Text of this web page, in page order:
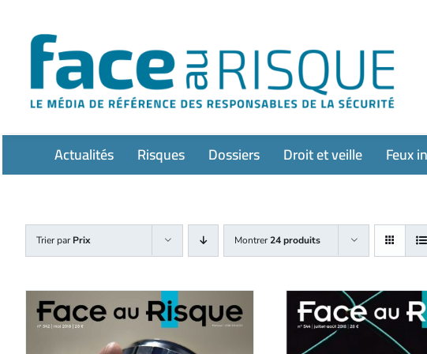
contenu
Actualités Risques Dossiers Droit et veille Feux
Trier parPrix Montrer24 produits